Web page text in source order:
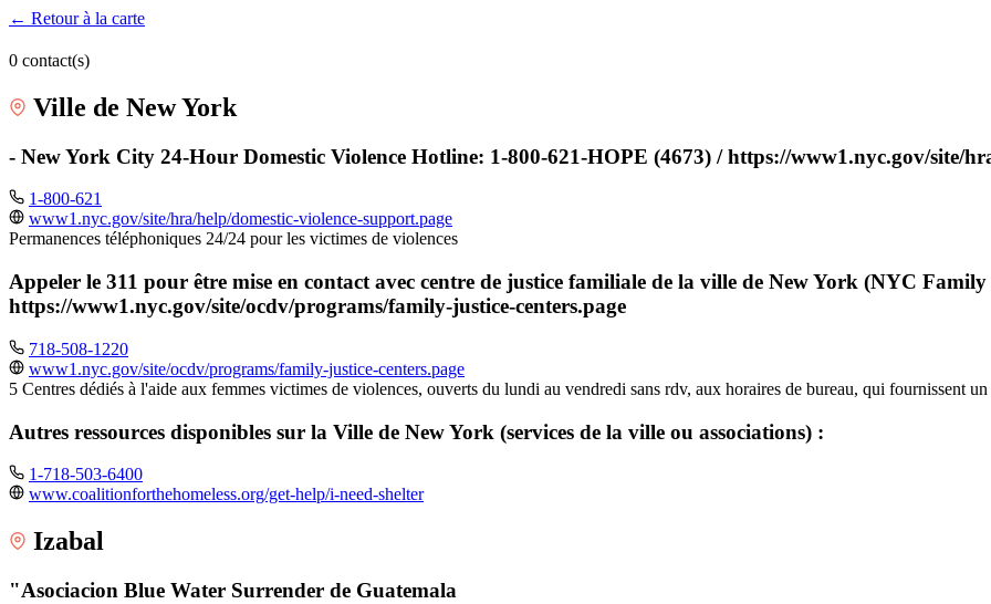
← Retour à la carte
0 contact(s)
Ville de New York
- New York City 24-Hour Domestic Violence Hotline: 1-800-621-HOPE (4673) / https://www1.nyc.gov/site/
1-800-621
www1.nyc.gov/site/hra/help/domestic-violence-support.page
Permanences téléphoniques 24/24 pour les victimes de violences
Appeler le 311 pour être mise en contact avec centre de justice familiale de la ville de New York (NYC
https://www1.nyc.gov/site/ocdv/programs/family-justice-centers.page
718-508-1220
www1.nyc.gov/site/ocdv/programs/family-justice-centers.page
5 Centres dédiés à l'aide aux femmes victimes de violences, ouverts du lundi au vendredi sans rdv, aux horaires de bureau, qui fournissent
Autres ressources disponibles sur la Ville de New York (services de la ville ou associations) :
1-718-503-6400
www.coalitionforthehomeless.org/get-help/i-need-shelter
Izabal
"Asociacion Blue Water Surrender de Guatemala